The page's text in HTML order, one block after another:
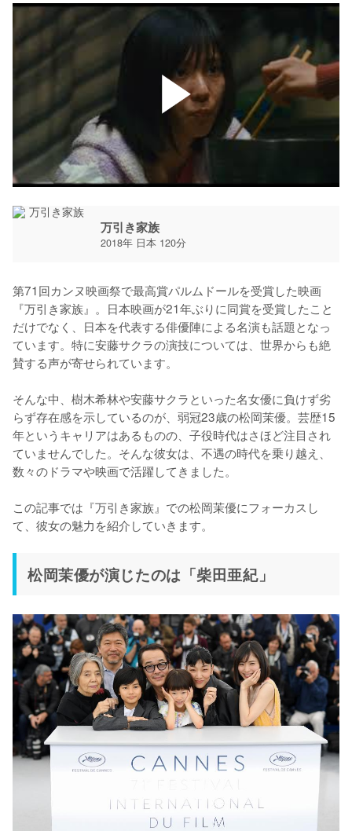
万引き家族
2018年 日本 120分
第71回カンヌ映画祭で最高賞パルムドールを受賞した映画
『万引き家族』。日本映画が21年ぶりに同賞を受賞したこと
だけでなく、日本を代表する俳優陣による名演も話題となっ
ています。特に安藤サクラの演技については、世界からも絶
賛する声が寄せられています。
そんな中、樹木希林や安藤サクラといった名女優に負けず劣
らず存在感を示しているのが、弱冠23歳の松岡茉優。芸歴15
年というキャリアはあるものの、子役時代はさほど注目され
ていませんでした。そんな彼女は、不遇の時代を乗り越え、
数々のドラマや映画で活躍してきました。
この記事では『万引き家族』での松岡茉優にフォーカスし
て、彼女の魅力を紹介していきます。
松岡茉優が演じたのは「柴田亜紀」